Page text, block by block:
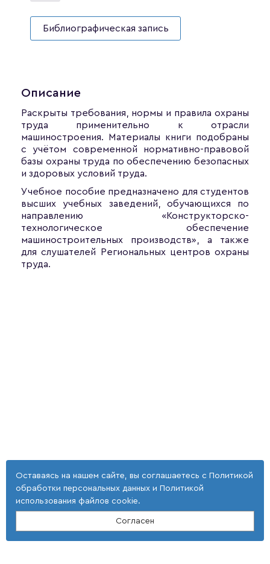
Библиографическая запись
Описание
Раскрыты требования, нормы и правила охраны
труда применительно к отрасли
машиностроения. Материалы книги подобраны
с учётом современной нормативно-правовой
базы охраны труда по обеспечению безопасных
и здоровых условий труда.
Учебное пособие предназначено для студентов
высших учебных заведений, обучающихся по
направлению «Конструкторско-
технологическое обеспечение
машиностроительных производств», а также
для слушателей Региональных центров охраны
труда.
Оставаясь на нашем сайте, вы соглашаетесь с Политикой
обработки персональных данных и Политикой
использования файлов cookie.
Согласен